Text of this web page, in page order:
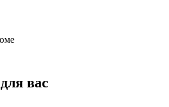
вас